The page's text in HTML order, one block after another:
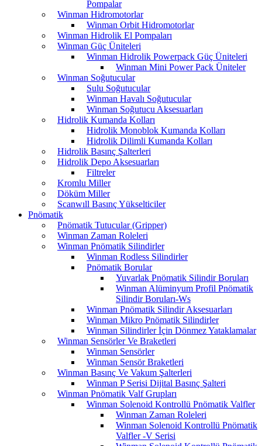
Pompalar
Winman Hidromotorlar
Winman Orbit Hidromotorlar
Winman Hidrolik El Pompaları
Winman Güç Üniteleri
Winman Hidrolik Powerpack Güç Üniteleri
Winman Mini Power Pack Üniteler
Winman Soğutucular
Sulu Soğutucular
Winman Havalı Soğutucular
Winman Soğutucu Aksesuarları
Hidrolik Kumanda Kolları
Hidrolik Monoblok Kumanda Kolları
Hidrolik Dilimli Kumanda Kolları
Hidrolik Basınç Şalterleri
Hidrolik Depo Aksesuarları
Filtreler
Kromlu Miller
Döküm Miller
Scanwıll Basınç Yükselticiler
Pnömatik
Pnömatik Tutucular (Gripper)
Winman Zaman Roleleri
Winman Pnömatik Silindirler
Winman Rodless Silindirler
Pnömatik Borular
Yuvarlak Pnömatik Silindir Boruları
Winman Alüminyum Profil Pnömatik
Silindir Boruları-Ws
Winman Pnömatik Silindir Aksesuarları
Winman Mikro Pnömatik Silindirler
Winman Silindirler İçin Dönmez Yataklamalar
Winman Sensörler Ve Braketleri
Winman Sensörler
Winman Sensör Braketleri
Winman Basınç Ve Vakum Şalterleri
Winman P Serisi Dijital Basınç Şalteri
Winman Pnömatik Valf Grupları
Winman Solenoid Kontrollü Pnömatik Valfler
Winman Zaman Roleleri
Winman Solenoid Kontrollü Pnömatik
Valfler -V Serisi